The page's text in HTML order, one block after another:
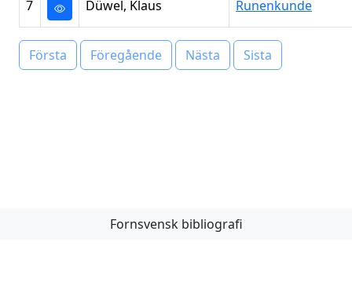
7 Düwel, Klaus Runenkunde
Första Föregående Nästa Sista
Fornsvensk bibliografi